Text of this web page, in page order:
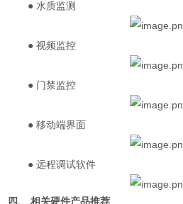
● 水质监测
● 视频监控
● 门禁监控
● 移动端界面
● 远程调试软件
四、 相关硬件产品推荐